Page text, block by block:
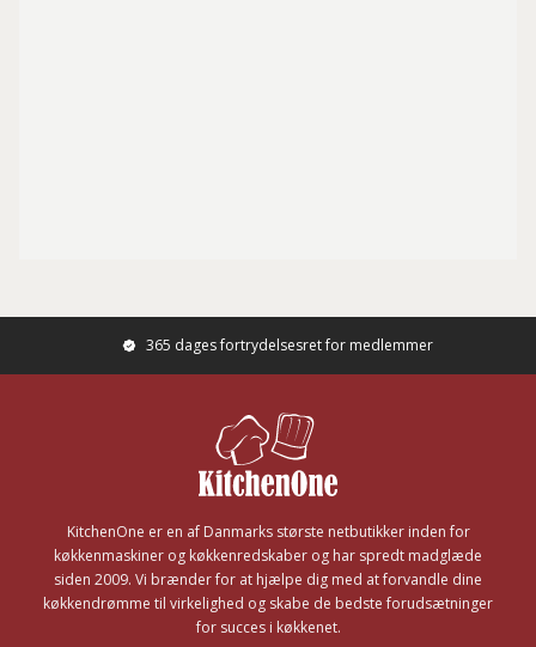
365 dages fortrydelsesret for medlemmer
KitchenOne er en af Danmarks største netbutikker inden for
køkkenmaskiner og køkkenredskaber og har spredt madglæde
siden 2009. Vi brænder for at hjælpe dig med at forvandle dine
køkkendrømme til virkelighed og skabe de bedste forudsætninger
for succes i køkkenet.